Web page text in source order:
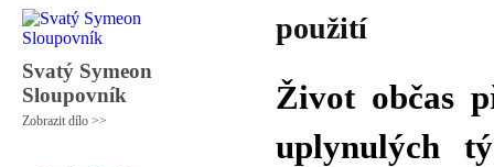
Svatý Symeon
Sloupovník
Zobrazit dílo >>
použití
Život občas
uplynulých